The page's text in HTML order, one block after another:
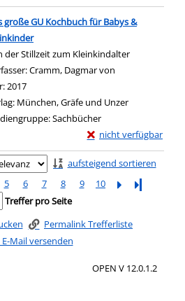
Zum Download
große GU Kochbuch für Babys &
der Stillzeit zum Kleinkindalter
Cramm, Dagmar von
2017
München, Gräfe und Unzer
Sachbücher
nicht verfügbar
Exemplar-Details von
Zum Download von
aufsteigend sortieren
5 6 7 8 9 10
Letzte Seite
Treffer pro Seite
Permalink Trefferliste
Mail versenden
OPEN V 12.0.1.2